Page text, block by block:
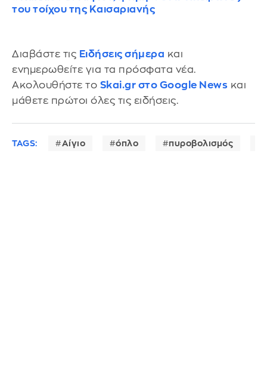
του τοίχου της Καισαριανής
Διαβάστε τις Ειδήσεις σήμερα και
ενημερωθείτε για τα πρόσφατα νέα.
Ακολουθήστε το Skai.gr στο Google News και
μάθετε πρώτοι όλες τις ειδήσεις.
TAGS: Αίγιο όπλο πυροβολισμός